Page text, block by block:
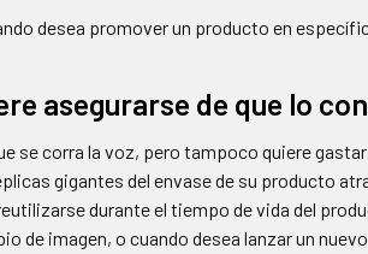
desea promover un producto en
asegurarse de que lo
se corra la voz, pero tampoco quiere
gigantes del envase de su producto
durante el tiempo de vida del
de imagen, o cuando desea lanzar un